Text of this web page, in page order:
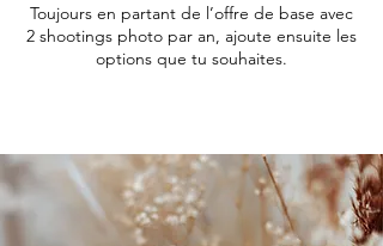
Toujours en partant de l’offre de base avec
2 shootings photo par an, ajoute ensuite les
options que tu souhaites.